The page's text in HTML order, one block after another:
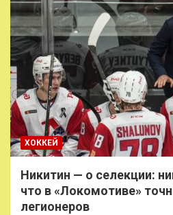
ХОККЕЙ
Никитин — о селекции:
что в «Локомотиве»
легионеров